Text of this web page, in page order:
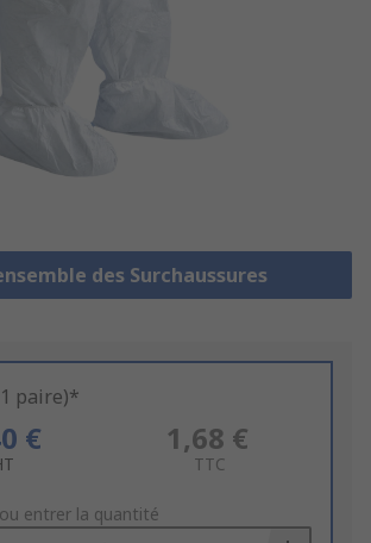
des Surchaussures
paire)*
€ 1,68 €
TTC
entrer la quantité